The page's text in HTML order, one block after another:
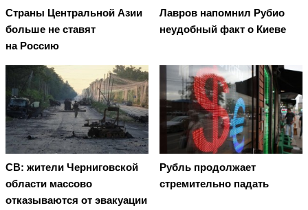
Страны Центральной Азии
больше не ставят
на Россию
Лавров напомнил Рубио
неудобный факт о Киеве
СВ: жители Черниговской
области массово
отказываются от эвакуации
Рубль продолжает
стремительно падать